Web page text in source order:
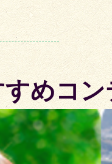
すめコ